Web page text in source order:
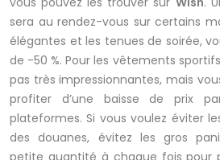
sera au rendez-vous sur certains
élégantes et les tenues de soirée,
de -50 %. Pour les vêtements
pas très impressionnantes, mais
profiter d’une baisse de prix
plateformes. Si vous voulez éviter
des douanes, évitez les gros